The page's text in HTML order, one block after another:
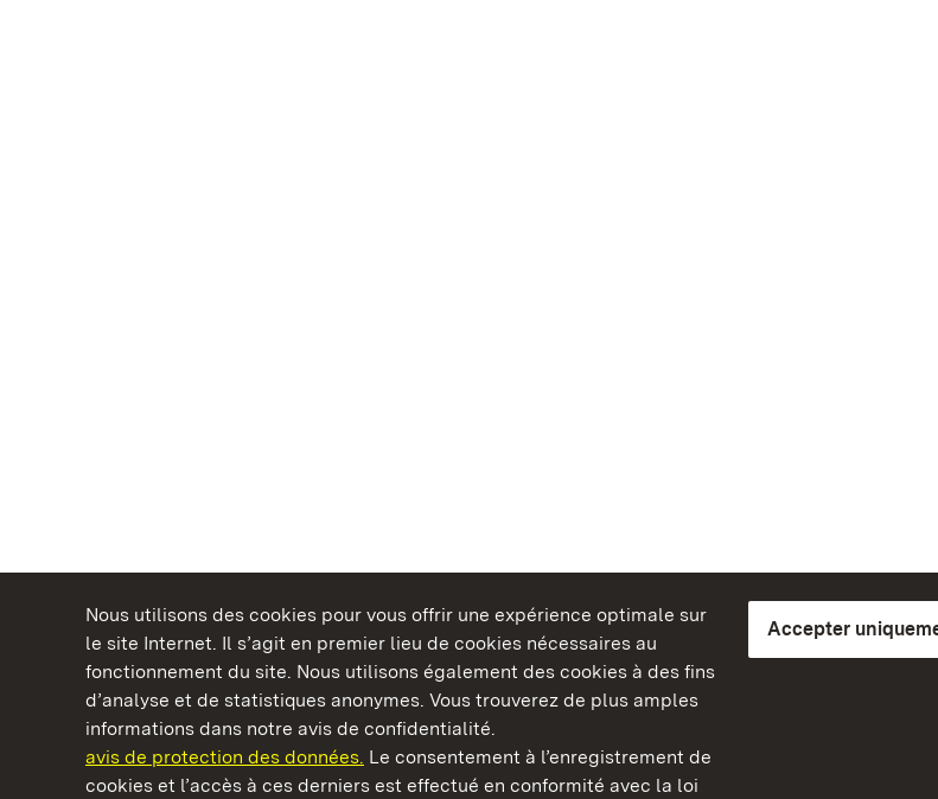
Nous utilisons des cookies pour vous offrir une expérience optimale sur
le site Internet. Il s’agit en premier lieu de cookies nécessaires au
fonctionnement du site. Nous utilisons également des cookies à des fins
d’analyse et de statistiques anonymes. Vous trouverez de plus amples
informations dans notre avis de confidentialité.
avis de protection des données. Le consentement à l’enregistrement de
cookies et l’accès à ces derniers est effectué en conformité avec la loi
Accepter
Châteaux et jardins publics du Bade-Wurtemberg